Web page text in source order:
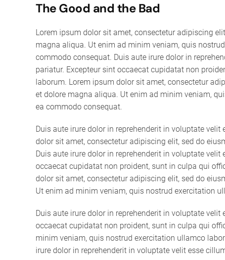
The Good and the Bad
Lorem ipsum dolor sit amet, consectetur adipiscing
magna aliqua. Ut enim ad minim veniam, quis
commodo consequat. Duis aute irure dolor in
pariatur. Excepteur sint occaecat cupidatat non
laborum. Lorem ipsum dolor sit amet, consectetur
et dolore magna aliqua. Ut enim ad minim veniam,
ea commodo consequat.
Duis aute irure dolor in reprehenderit in voluptate
dolor sit amet, consectetur adipiscing elit, sed do
Duis aute irure dolor in reprehenderit in voluptate
occaecat cupidatat non proident, sunt in culpa qui
dolor sit amet, consectetur adipiscing elit, sed do
Ut enim ad minim veniam, quis nostrud exercitation
Duis aute irure dolor in reprehenderit in voluptate
occaecat cupidatat non proident, sunt in culpa qui
minim veniam, quis nostrud exercitation ullamco
irure dolor in reprehenderit in voluptate velit esse